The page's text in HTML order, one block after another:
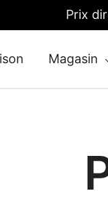
Prix
Magasin